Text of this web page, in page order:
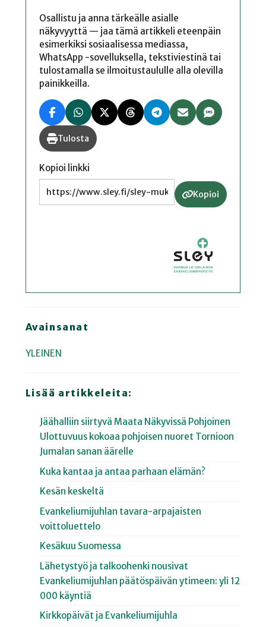
Osallistu ja anna tärkeälle asialle
näkyvyyttä — jaa tämä artikkeli eteenpäin
esimerkiksi sosiaalisessa mediassa,
WhatsApp -sovelluksella, tekstiviestinä tai
tulostamalla se ilmoitustaululle alla olevilla
painikkeilla.
Tulosta
Kopioi linkki
Kopioi
Avainsanat
YLEINEN
Lisää artikkeleita:
Jäähalliin siirtyvä Maata Näkyvissä Pohjoinen
Ulottuvuus kokoaa pohjoisen nuoret Tornioon
Jumalan sanan äärelle
Kuka kantaa ja antaa parhaan elämän?
Kesän keskeltä
Evankeliumijuhlan tavara-arpajaisten
voittoluettelo
Kesäkuu Suomessa
Lähetystyö ja talkoohenki nousivat
Evankeliumijuhlan päätöspäivän ytimeen: yli 12
000 käyntiä
Kirkkopäivät ja Evankeliumijuhla